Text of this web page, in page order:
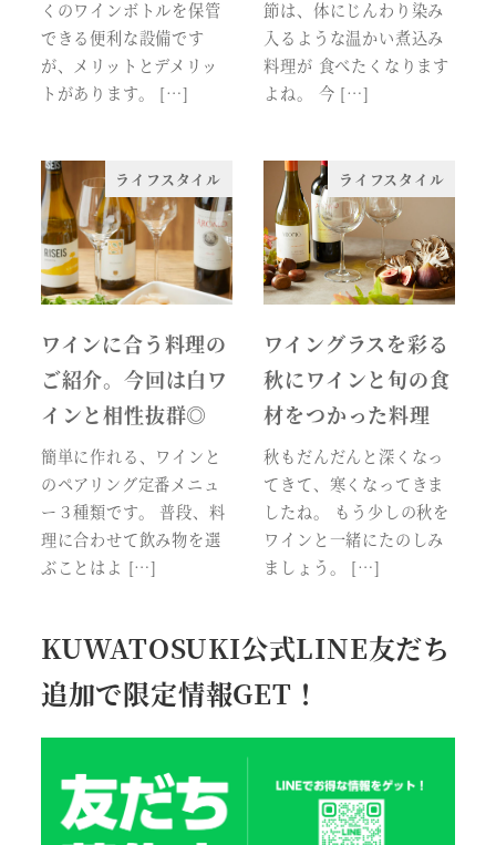
くのワインボトルを保管
できる便利な設備です
が、メリットとデメリッ
トがあります。 […]
節は、体にじんわり染み
入るような温かい煮込み
料理が 食べたくなります
よね。 今 […]
ライフスタイル
ワインに合う料理の
ご紹介。今回は白ワ
インと相性抜群◎
簡単に作れる、ワインと
のペアリング定番メニュ
ー３種類です。 普段、料
理に合わせて飲み物を選
ぶことはよ […]
ライフスタイル
ワイングラスを彩る
秋にワインと旬の食
材をつかった料理
秋もだんだんと深くなっ
てきて、寒くなってきま
したね。 もう少しの秋を
ワインと一緒にたのしみ
ましょう。 […]
KUWATOSUKI公式LINE友だち
追加で限定情報GET！